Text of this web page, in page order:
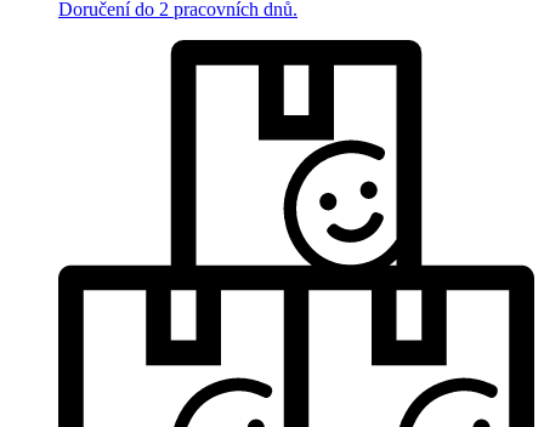
Doručení do 2 pracovních dnů.